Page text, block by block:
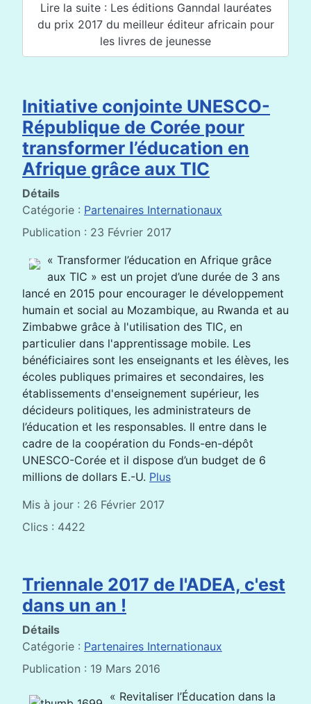
Lire la suite : Les éditions Ganndal lauréates
du prix 2017 du meilleur éditeur africain pour
les livres de jeunesse
Initiative conjointe UNESCO-
République de Corée pour
transformer l’éducation en
Afrique grâce aux TIC
Détails
Catégorie : Partenaires Internationaux
Publication : 23 Février 2017
« Transformer l’éducation en Afrique grâce
aux TIC » est un projet d’une durée de 3 ans
lancé en 2015 pour encourager le développement
humain et social au Mozambique, au Rwanda et au
Zimbabwe grâce à l'utilisation des TIC, en
particulier dans l'apprentissage mobile. Les
bénéficiaires sont les enseignants et les élèves, les
écoles publiques primaires et secondaires, les
établissements d'enseignement supérieur, les
décideurs politiques, les administrateurs de
l’éducation et les responsables. Il entre dans le
cadre de la coopération du Fonds-en-dépôt
UNESCO-Corée et il dispose d’un budget de 6
millions de dollars E.-U. Plus
Mis à jour : 26 Février 2017
Clics : 4422
Triennale 2017 de l'ADEA, c'est
dans un an !
Détails
Catégorie : Partenaires Internationaux
Publication : 19 Mars 2016
« Revitaliser l’Éducation dans la